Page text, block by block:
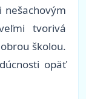
nešachovým
tvorivá
školou.
opäť